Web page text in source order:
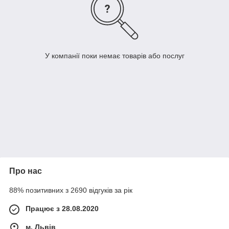
У компанії поки немає товарів або послуг
Про нас
88% позитивних з 2690 відгуків за рік
Працює з 28.08.2020
м. Львів